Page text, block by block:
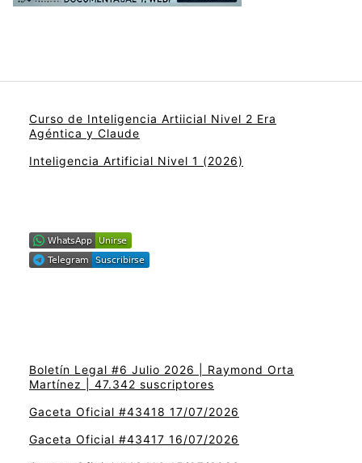
Curso de Inteligencia Artiicial Nivel 2 Era
Agéntica y Claude
Inteligencia Artificial Nivel 1 (2026)
Boletín Legal #6 Julio 2026 | Raymond Orta
Martínez | 47.342 suscriptores
Gaceta Oficial #43418 17/07/2026
Gaceta Oficial #43417 16/07/2026